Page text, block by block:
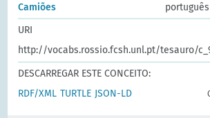
Camiões
português
URI
http://vocabs.rossio.fcsh.unl.pt/tesauro/
DESCARREGAR ESTE CONCEITO:
RDF/XML TURTLE JSON-LD